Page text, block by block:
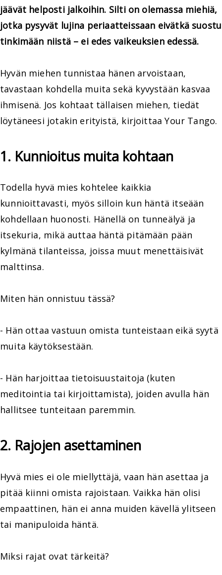
jäävät helposti jalkoihin. Silti on olemassa miehiä,
jotka pysyvät lujina periaatteissaan eivätkä suostu
tinkimään niistä – ei edes vaikeuksien edessä.
Hyvän miehen tunnistaa hänen arvoistaan,
tavastaan kohdella muita sekä kyvystään kasvaa
ihmisenä. Jos kohtaat tällaisen miehen, tiedät
löytäneesi jotakin erityistä, kirjoittaa Your Tango.
1. Kunnioitus muita kohtaan
Todella hyvä mies kohtelee kaikkia
kunnioittavasti, myös silloin kun häntä itseään
kohdellaan huonosti. Hänellä on tunneälyä ja
itsekuria, mikä auttaa häntä pitämään pään
kylmänä tilanteissa, joissa muut menettäisivät
malttinsa.
Miten hän onnistuu tässä?
- Hän ottaa vastuun omista tunteistaan eikä syytä
muita käytöksestään.
- Hän harjoittaa tietoisuustaitoja (kuten
meditointia tai kirjoittamista), joiden avulla hän
hallitsee tunteitaan paremmin.
2. Rajojen asettaminen
Hyvä mies ei ole miellyttäjä, vaan hän asettaa ja
pitää kiinni omista rajoistaan. Vaikka hän olisi
empaattinen, hän ei anna muiden kävellä ylitseen
tai manipuloida häntä.
Miksi rajat ovat tärkeitä?